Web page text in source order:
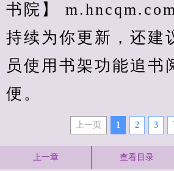
书院】
持续为你更新，还建
员使用书架功能追书
便。
上一页 1 2 3
上一章 查看目录